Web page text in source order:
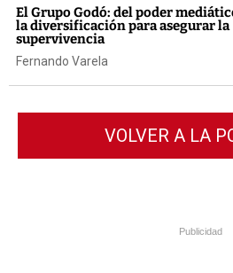
El Grupo Godó: del poder
la diversificación para asegurar la
supervivencia
Fernando Varela
VOLVER A LA
Publicidad